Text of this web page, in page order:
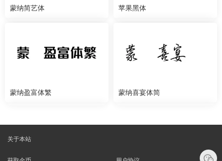
蒙纳简艺体 苹果黑体
蒙纳盈富体繁 蒙纳喜宴体简
关于本站